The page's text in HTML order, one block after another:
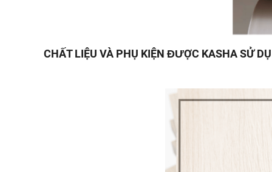
CHẤT LIỆU VÀ PHỤ KIỆN ĐƯỢC KASHA SỬ